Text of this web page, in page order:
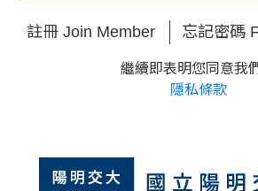
註冊 Join Member 忘記密碼
繼續即表明您同意我
隱私條款